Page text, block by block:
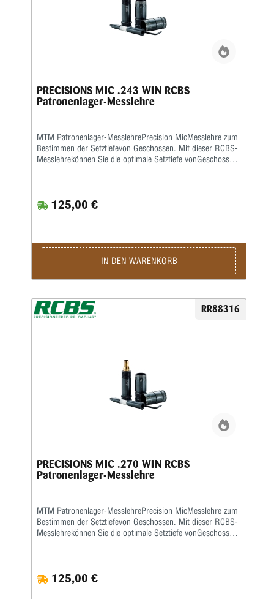
PRECISIONS MIC .243 WIN RCBS
Patronenlager-Messlehre
MTM Patronenlager-MesslehrePrecision MicMesslehre zum
Bestimmen der Setztiefevon Geschossen. Mit dieser RCBS-
Messlehrekönnen Sie die optimale Setztiefe vonGeschossen
deutschsprachigeBedienanleitung wird mitgeliefert.
125,00 €
IN DEN WARENKORB
RR88316
PRECISIONS MIC .270 WIN RCBS
Patronenlager-Messlehre
MTM Patronenlager-MesslehrePrecision MicMesslehre zum
Bestimmen der Setztiefevon Geschossen. Mit dieser RCBS-
Messlehrekönnen Sie die optimale Setztiefe vonGeschossen
deutschsprachigeBedienanleitung wird mitgeliefert.
125,00 €